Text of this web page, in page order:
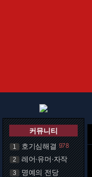
커뮤니티
1 호기심해결 978
2 레어·유머·자작
3 명예의 전당